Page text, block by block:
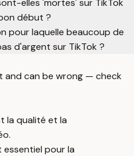
elles 'mortes' sur TikTok
début ?
pour laquelle beaucoup de
d'argent sur TikTok ?
can be wrong — check
la qualité et la
pour la